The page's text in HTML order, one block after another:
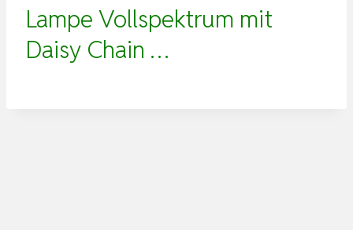
Lampe Vollspektrum mit
Daisy Chain …